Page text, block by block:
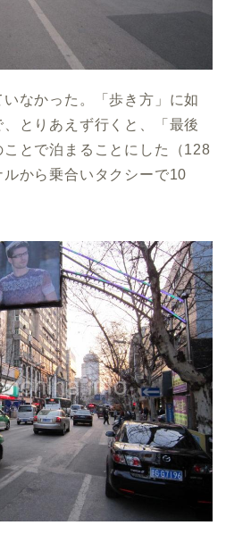
なかった。「歩き方」に如
とりあえず行くと、「最後
とで泊まることにした（128
から乗合いタクシーで10